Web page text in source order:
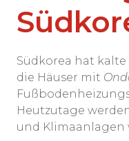
Südkorea hat
die Häuser mit
Heutzutage
und Klimaanlagen